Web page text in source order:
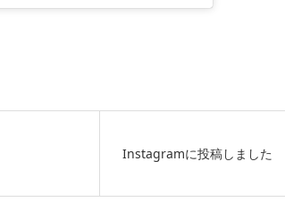
Instagramに投稿しました